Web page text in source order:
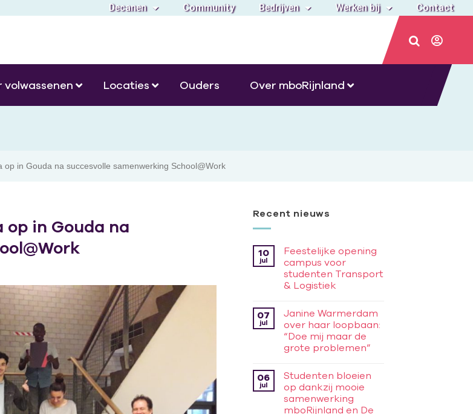
Decanen Community Bedrijven Werken bij Contact
volwassenen Locaties Ouders Over mboRijnland
in Gouda na succesvolle samenwerking School@Work
in Gouda na
Recent nieuws
10
jul
Feestelijke opening
campus voor
studenten Transport
& Logistiek
07
jul
Janine Warmerdam
over haar loopbaan:
“Doe mij maar de
grote problemen”
06
jul
Studenten bloeien
op dankzij mooie
samenwerking
mboRijnland en De